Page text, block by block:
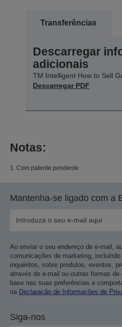
Transferências
Descarregar
adicionais
TM Intelligent How to Sell
Descarregar PDF
Notas:
1. Com patente pendente
Mantenha-se ligado com a
Ao enviar o seu endereço de e-mail,
comunicações de marketing,
inquéritos, sobre produtos, eventos,
através de e-mail ou outras formas
base nas suas preferências e
na Declaração de Informações de
Siga-nos